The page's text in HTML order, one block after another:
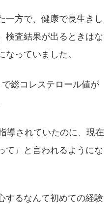
一方で、健康で長生きし
検査結果が出るときはな
なっていました。
総コレステロール値が
導されていたのに、現在
て』と言われるようにな
するなんて初めての経験